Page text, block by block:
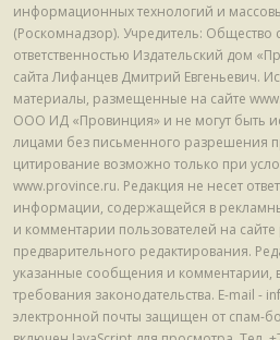
информационных технологий и
(Роскомнадзор). Учредитель: Общество
ответственностью Издательский дом
сайта Лифанцев Дмитрий Евгеньевич.
материалы, размещенные на сайте
ООО ИД «Провинция» и не могут быть
лицами без письменного разрешения
цитирование возможно только при
www.province.ru. Редакция не несет
информации, содержащейся в
и комментарии пользователей на
предварительного редактирования.
указанные сообщения и комментарии,
требования законодательства. E-mail -
электронной почты защищен от спам-